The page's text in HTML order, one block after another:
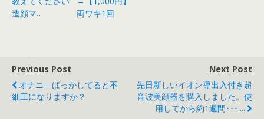
造顔マ…
両ワキ1回
Previous Post
オナニ―ばっかしてると不
細工になりますか？
Next Post
先日新しいイオン導出入付き超
音波美顔器を購入しました。使
用してから約1週間･･･....